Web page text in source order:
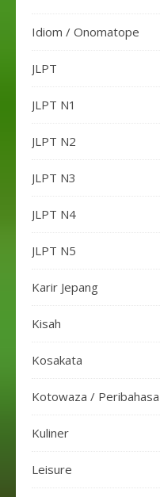
Idiom / Onomatope
JLPT
JLPT N1
JLPT N2
JLPT N3
JLPT N4
JLPT N5
Karir Jepang
Kisah
Kosakata
Kotowaza / Peribahasa
Kuliner
Leisure